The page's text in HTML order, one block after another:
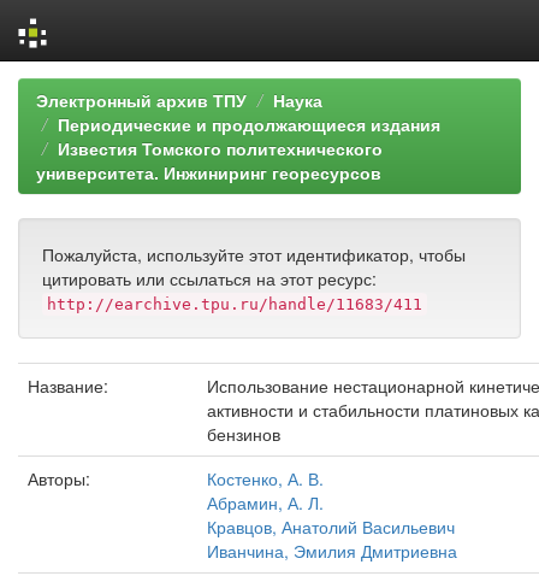
Skip
navigation
Электронный архив ТПУ
Наука
Периодические и продолжающиеся издания
Известия Томского политехнического
университета. Инжиниринг георесурсов
Пожалуйста, используйте этот идентификатор, чтобы
цитировать или ссылаться на этот ресурс:
http://earchive.tpu.ru/handle/11683/411
Название:
Использование нестационарной
активности и стабильности
бензинов
Авторы:
Костенко, А. В.
Абрамин, А. Л.
Кравцов, Анатолий Васильевич
Иванчина, Эмилия Дмитриевна